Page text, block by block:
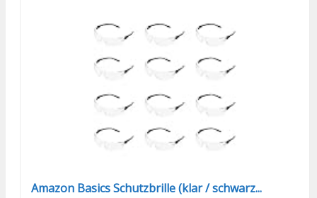
Amazon Basics Schutzbrille (klar / schwarz...